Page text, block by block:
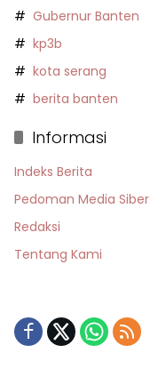
Gubernur Banten
kp3b
kota serang
berita banten
Informasi
Indeks Berita
Pedoman Media Siber
Redaksi
Tentang Kami